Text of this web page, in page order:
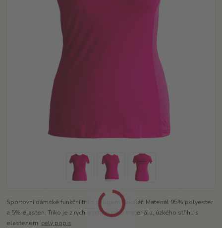
Sportovní dámské funkční triko s logem Bakalář. Materiál 95% polyester
a 5% elasten. Triko je z rychleschnoucího materiálu, úzkého střihu s
elastenem. celý popis